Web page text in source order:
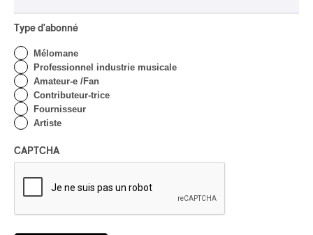
CRITIQUE DE CONCERT
INTERVIEW
EXPÉRIMENTAL / CONTEMPORAIN
EXPÉRIMENTAL JAZZ
Type d'abonné
Mélomane
Professionnel industrie musicale
Amateur-e /Fan
Contributeur-trice
Fournisseur
Artiste
CAPTCHA